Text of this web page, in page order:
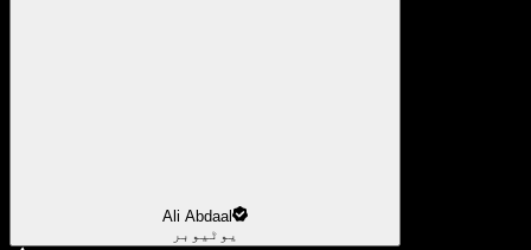
Ali Abdaal
یوٹیوبر